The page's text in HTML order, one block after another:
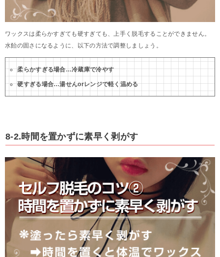
ワックスは柔らかすぎても硬すぎても、上手く脱毛することができません。
水飴の固さになるように、以下の方法で調整しましょう。
柔らかすぎる場合…冷蔵庫で冷やす
硬すぎる場合…湯せんorレンジで軽く温める
8-2.時間を置かずに素早く剥がす